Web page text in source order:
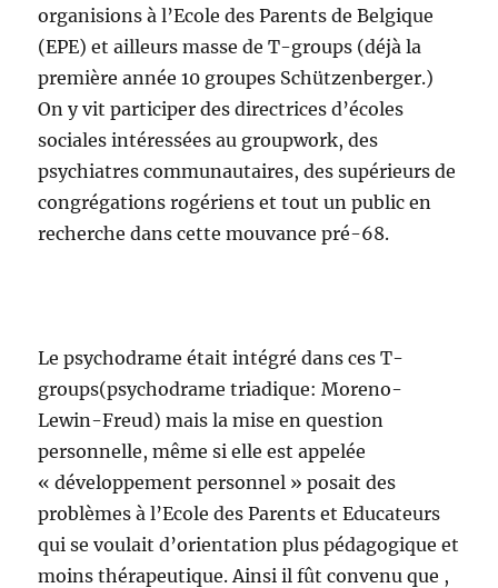
organisions à l’Ecole des Parents de Belgique
(EPE) et ailleurs masse de T-groups (déjà la
première année 10 groupes Schützenberger.)
On y vit participer des directrices d’écoles
sociales intéressées au groupwork, des
psychiatres communautaires, des supérieurs de
congrégations rogériens et tout un public en
recherche dans cette mouvance pré-68.
Le psychodrame était intégré dans ces T-
groups(psychodrame triadique: Moreno-
Lewin-Freud) mais la mise en question
personnelle, même si elle est appelée
« développement personnel » posait des
problèmes à l’Ecole des Parents et Educateurs
qui se voulait d’orientation plus pédagogique et
moins thérapeutique. Ainsi il fût convenu que ,